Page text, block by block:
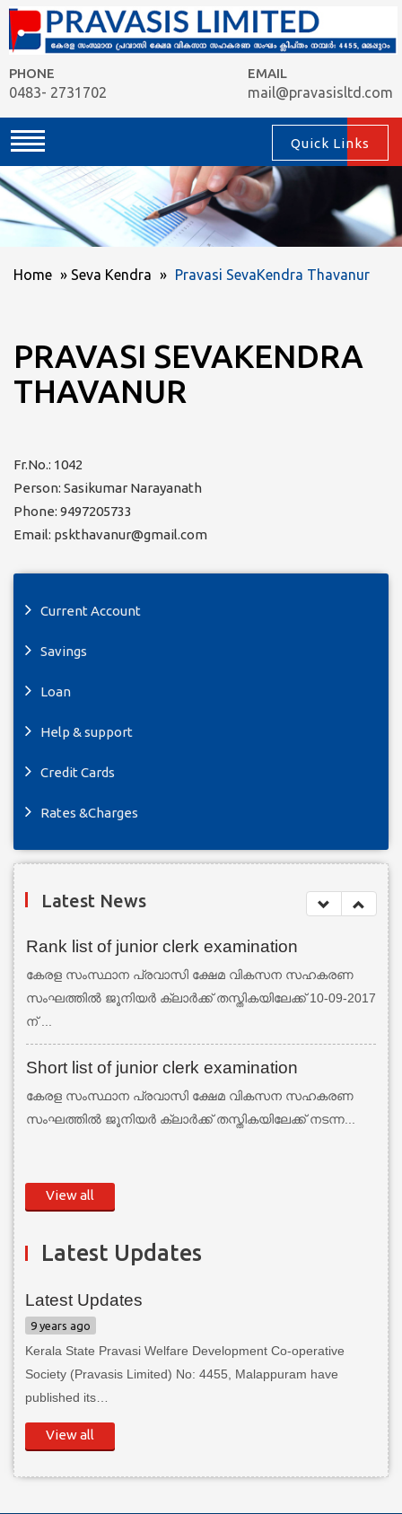
PHONE
0483- 2731702
EMAIL
mail@pravasisltd.com
Quick Links
Home » Seva Kendra » Pravasi SevaKendra Thavanur
PRAVASI SEVAKENDRA
THAVANUR
Fr.No.: 1042
Person: Sasikumar Narayanath
Phone: 9497205733
Email: pskthavanur@gmail.com
Current Account
Savings
Loan
Help & support
Credit Cards
Rates &Charges
Latest News
Rank list of junior clerk examination
കേരള സംസ്ഥാന പ്രവാസി ക്ഷേമ വികസന സഹകരണ
സംഘത്തില്‍ ജൂനിയര്‍ ക്ലാര്‍ക്ക് തസ്തികയിലേക്ക് 10-09-2017
ന് ...
Short list of junior clerk examination
കേരള സംസ്ഥാന പ്രവാസി ക്ഷേമ വികസന സഹകരണ
സംഘത്തില്‍ ജൂനിയര്‍ ക്ലാര്‍ക്ക് തസ്തികയിലേക്ക് നടന്ന...
View all
Latest Updates
Latest Updates
9 years ago
Kerala State Pravasi Welfare Development Co-operative
Society (Pravasis Limited) No: 4455, Malappuram have
published its…
View all